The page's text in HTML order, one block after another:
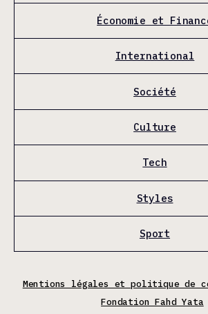
Économie et
International
Société
Culture
Tech
Styles
Sport
Mentions légales et politique de
Fondation Fahd Yata